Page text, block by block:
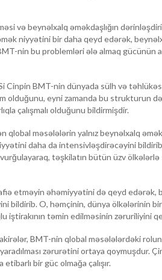
və beynəlxalq əməkdaşlığın
niyyətini bir daha qeyd edərək,
nin bu problemləri ələ almaq gücünün
Cinpin BMT-nin dünyada sülh və
olduğunu, eyni zamanda bu strukturun
çalışmalı olduğunu bildirmişdir.
qlobal məsələlərin yalnız beynəlxalq
daha da intensivləşdirəcəyini
təşkilatın bütün üzv ölkələrlə
etməyin əhəmiyyətini də qeyd edərək,
bildirib. O, həmçinin, dünya ölkələrinin
təmin edilməsinin zəruriliyini
BMT-nin qlobal məsələlərdəki
zərurətini ortaya qoymuşdur.
bir güc olmağa çalışır.